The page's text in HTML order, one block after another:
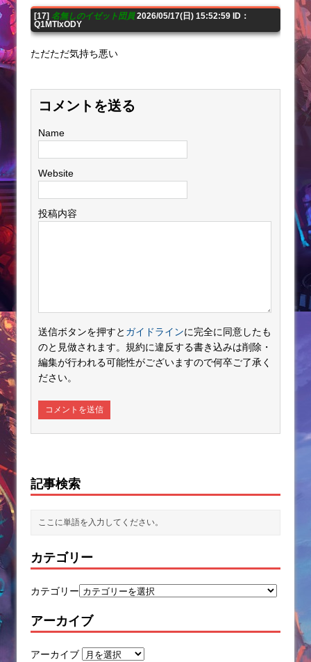
[17] 名無しのイゼット団員2026/05/17(日) 15:52:59 ID：
Q1MTIxODY
ただただ気持ち悪い
コメントを送る
Name
Website
投稿内容
送信ボタンを押すと ガイドラインに完全に同意したも
のと見做されます。規約に違反する書き込みは削除・
編集が行われる可能性がございますので何卒ご了承く
ださい。
記事検索
カテゴリー
カテゴリー
アーカイブ
アーカイブ